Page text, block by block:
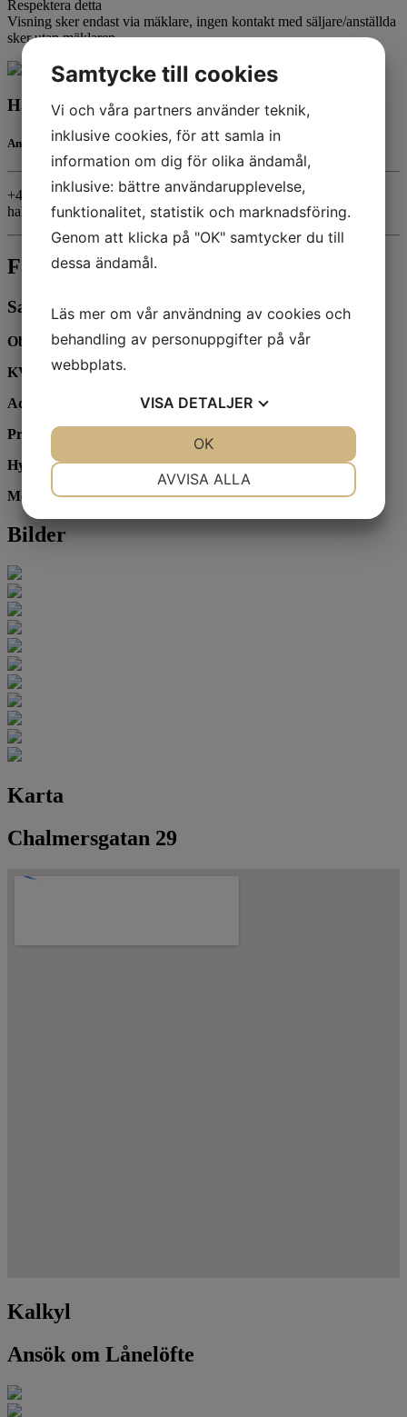
Respektera detta
Visning sker endast via mäklare, ingen kontakt med säljare/anställda
sker utan mäklaren.
Hakan Demir
Ansvarig mäklare
+46705-53 53 62
hakan@hmaklare.se
Fakta
Sammanfattning
Objektstyp:Salong
KVM:
70
Adress:
Chalmersgatan 29
Prisidé:
Hyra:
10 697 kr/mån
Moms: Tillkommer
Bilder
Karta
Chalmersgatan 29
Kalkyl
Ansök om Lånelöfte
Samtycke till cookies
Vi och våra partners använder teknik,
inklusive cookies, för att samla in
information om dig för olika ändamål,
inklusive: bättre användarupplevelse,
funktionalitet, statistik och marknadsföring.
Genom att klicka på "OK" samtycker du till
dessa ändamål.
Läs mer om vår användning av cookies och
behandling av personuppgifter på vår
webbplats.
VISA DETALJER
AVVISA ALLA
OK